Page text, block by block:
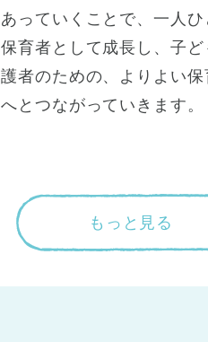
あっていくことで、一人
保育者として成長し、子ど
護者のための、よりよい保
へとつながっていきます。
もっと見る